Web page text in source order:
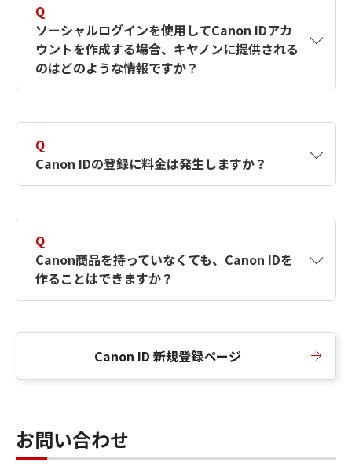
す。詳しい作成方法は【カメラ】Canon IDとは
何ですか？Canon IDの作成方法は？をご確認く
ださい。
Q
ソーシャルログインを使用してCanon IDアカ
ウントを作成する場合、キヤノンに提供される
のはどのような情報ですか？
択したサービスから取得します。アカウントを
簡単に作成できるように、この情報を使用して
Canon IDの登録フォームを入力します。
Q
Canon IDの登録に料金は発生しますか？
Q
Canon商品を持っていなくても、Canon IDを
作ることはできますか？
Canon ID 新規登録ページ
お問い合わせ